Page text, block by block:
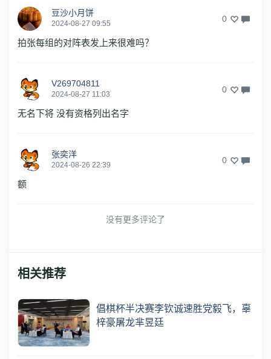
豆沙小月饼
2024-08-27 09:55 0
拍张每组的对阵表发上来很难吗？
V269704811
2024-08-27 11:03 0
无名下将 没有资格列出名字
张奕洋
2024-08-26 22:39 0
额
没有更多评论了
相关推荐
倡棋杯半决赛李钦诚速胜党毅飞，辜
梓豪屠龙芈昱廷